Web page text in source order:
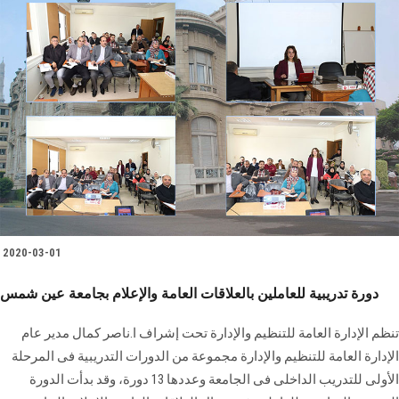
2020-03-01
دورة تدريبية للعاملين بالعلاقات العامة والإعلام بجامعة عين شمس
تنظم الإدارة العامة للتنظيم والإدارة تحت إشراف ا.ناصر كمال مدير عام
الإدارة العامة للتنظيم والإدارة مجموعة من الدورات التدريبية فى المرحلة
الأولى للتدريب الداخلى فى الجامعة وعددها 13 دورة، وقد بدأت الدورة